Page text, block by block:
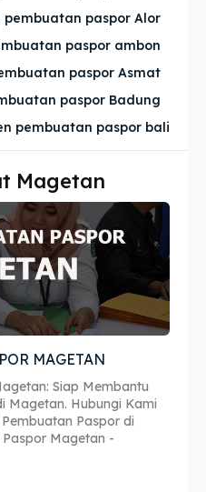
pembuatan paspor Alor
paspor ambon
paspor Asmat
paspor Badung
pembuatan paspor bali
Magetan
MAGETAN
Siap Membantu
Magetan. Hubungi Kami
Paspor di
Magetan -